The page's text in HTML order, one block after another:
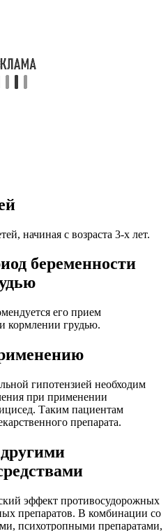
начиная с возраста 3-х лет.
беременности
его прием
кормлении грудью.
гипотензией необходим
при применении
Таким пациентам
препарата.
эффект противосудорожных
препаратов. В комбинации со
психотропными препаратами,